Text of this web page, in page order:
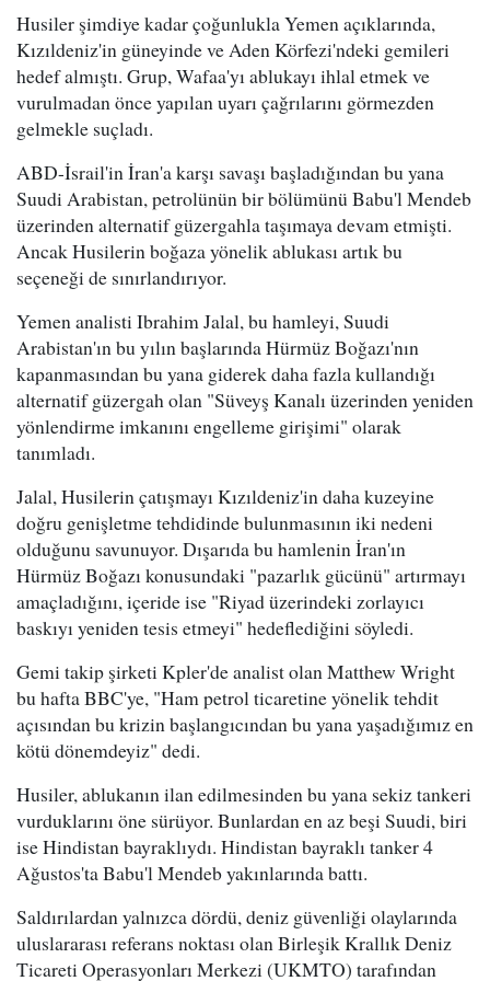
Husiler şimdiye kadar çoğunlukla Yemen açıklarında,
Kızıldeniz'in güneyinde ve Aden Körfezi'ndeki gemileri
hedef almıştı. Grup, Wafaa'yı ablukayı ihlal etmek ve
vurulmadan önce yapılan uyarı çağrılarını görmezden
gelmekle suçladı.
ABD-İsrail'in İran'a karşı savaşı başladığından bu yana
Suudi Arabistan, petrolünün bir bölümünü Babu'l Mendeb
üzerinden alternatif güzergahla taşımaya devam etmişti.
Ancak Husilerin boğaza yönelik ablukası artık bu
seçeneği de sınırlandırıyor.
Yemen analisti Ibrahim Jalal, bu hamleyi, Suudi
Arabistan'ın bu yılın başlarında Hürmüz Boğazı'nın
kapanmasından bu yana giderek daha fazla kullandığı
alternatif güzergah olan "Süveyş Kanalı üzerinden yeniden
yönlendirme imkanını engelleme girişimi" olarak
tanımladı.
Jalal, Husilerin çatışmayı Kızıldeniz'in daha kuzeyine
doğru genişletme tehdidinde bulunmasının iki nedeni
olduğunu savunuyor. Dışarıda bu hamlenin İran'ın
Hürmüz Boğazı konusundaki "pazarlık gücünü" artırmayı
amaçladığını, içeride ise "Riyad üzerindeki zorlayıcı
baskıyı yeniden tesis etmeyi" hedeflediğini söyledi.
Gemi takip şirketi Kpler'de analist olan Matthew Wright
bu hafta BBC'ye, "Ham petrol ticaretine yönelik tehdit
açısından bu krizin başlangıcından bu yana yaşadığımız en
kötü dönemdeyiz" dedi.
Husiler, ablukanın ilan edilmesinden bu yana sekiz tankeri
vurduklarını öne sürüyor. Bunlardan en az beşi Suudi, biri
ise Hindistan bayraklıydı. Hindistan bayraklı tanker 4
Ağustos'ta Babu'l Mendeb yakınlarında battı.
Saldırılardan yalnızca dördü, deniz güvenliği olaylarında
uluslararası referans noktası olan Birleşik Krallık Deniz
Ticareti Operasyonları Merkezi (UKMTO) tarafından